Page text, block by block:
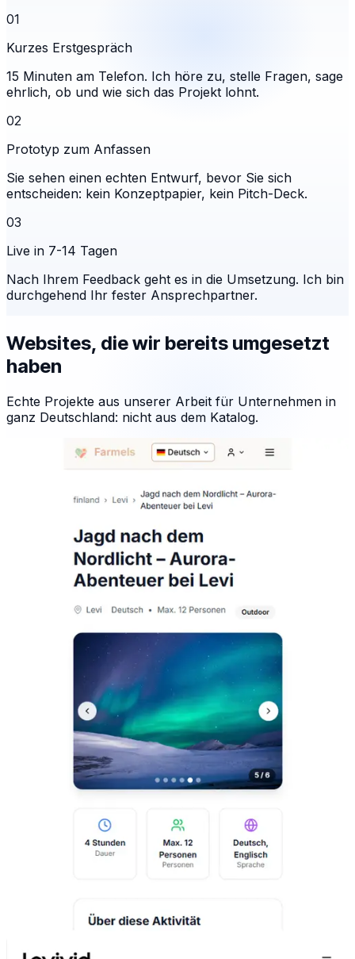
01
Kurzes Erstgespräch
15 Minuten am Telefon. Ich höre zu, stelle Fragen, sage
ehrlich, ob und wie sich das Projekt lohnt.
02
Prototyp zum Anfassen
Sie sehen einen echten Entwurf, bevor Sie sich
entscheiden: kein Konzeptpapier, kein Pitch-Deck.
03
Live in 7-14 Tagen
Nach Ihrem Feedback geht es in die Umsetzung. Ich bin
durchgehend Ihr fester Ansprechpartner.
Websites, die wir bereits umgesetzt
haben
Echte Projekte aus unserer Arbeit für Unternehmen in
ganz Deutschland: nicht aus dem Katalog.